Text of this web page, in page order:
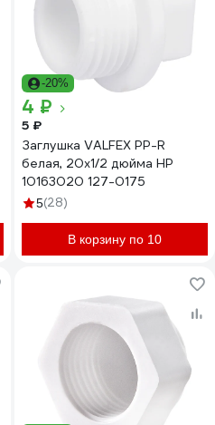
-20%
4 ₽
5 ₽
Заглушка VALFEX PP-R
белая, 20х1/2 дюйма НР
10163020 127-0175
5(28)
В корзину по 10